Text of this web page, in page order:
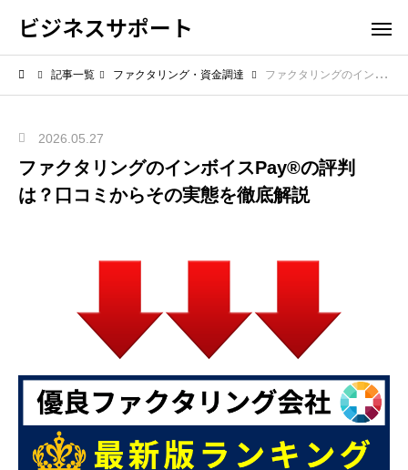
ビジネスサポート
記事一覧 ファクタリング・資金調達 ファクタリングのインボイスPay®の評判は？口コミからその実態を徹底解説
2026.05.27
ファクタリングのインボイスPay®の評判
は？口コミからその実態を徹底解説